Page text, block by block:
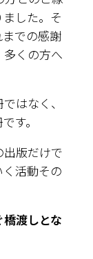
した。そ
での感謝
多くの方へ
はなく、
す。
版だけで
活動その
渡しとな